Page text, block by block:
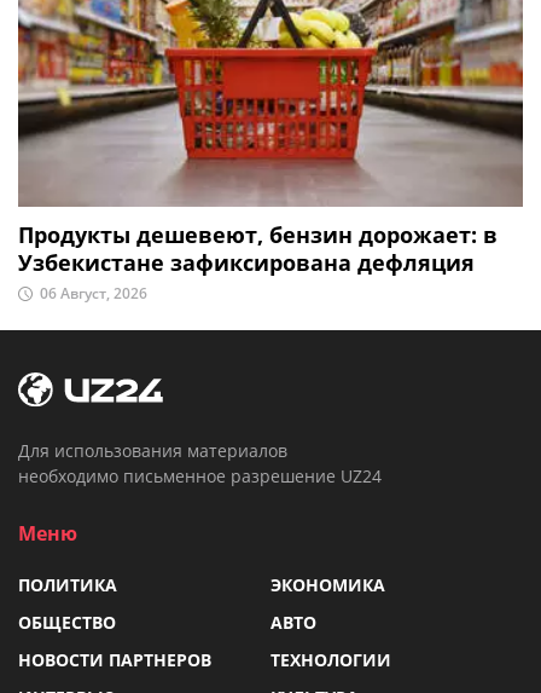
Продукты дешевеют, бензин дорожает: в
Узбекистане зафиксирована дефляция
06 Август, 2026
Для использования материалов
необходимо письменное разрешение UZ24
Меню
ПОЛИТИКА
ЭКОНОМИКА
ОБЩЕСТВО
АВТО
НОВОСТИ ПАРТНЕРОВ
ТЕХНОЛОГИИ